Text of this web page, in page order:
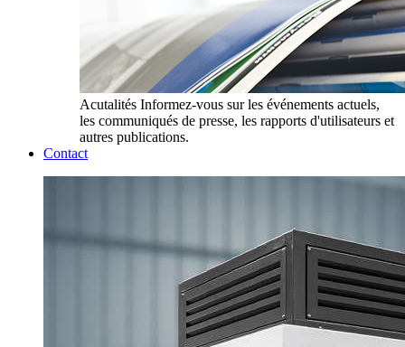
Acutalités Informez-vous sur les événements actuels,
les communiqués de presse, les rapports d'utilisateurs et
autres publications.
Contact